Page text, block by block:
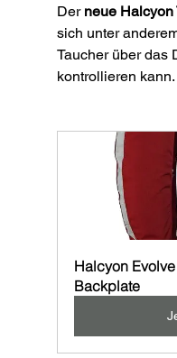
Der neue Halcyon
sich unter
Taucher über das
kontrollieren kann.
Halcyon
Backplate